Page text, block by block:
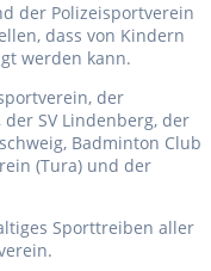
der Polizeisportverein
dass von Kindern
werden kann.
der
SV Lindenberg, der
Badminton Club
(Tura) und der
Sporttreiben aller